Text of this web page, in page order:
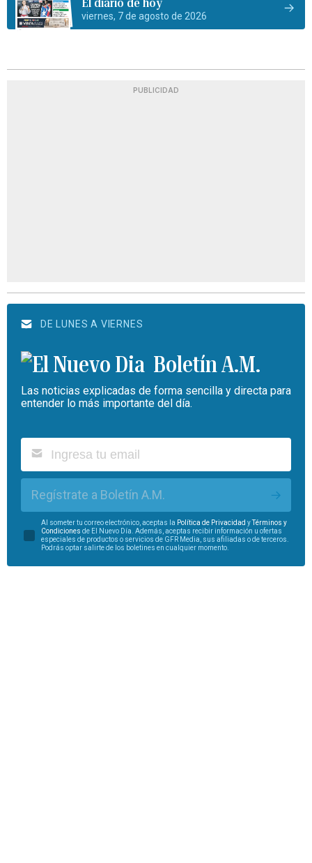
viernes, 7 de agosto de 2026
PUBLICIDAD
DE LUNES A VIERNES
Boletín A.M.
Las noticias explicadas de forma sencilla y directa para
entender lo más importante del día.
Regístrate a Boletín A.M.
Al someter tu correo electrónico, aceptas la Política de Privacidad yTérminos y
Condiciones de El Nuevo Día. Además, aceptas recibir información u ofertas
especiales de productos o servicios de GFR Media, sus afiliadas o de terceros.
Podrás optar salirte de los boletines en cualquier momento.